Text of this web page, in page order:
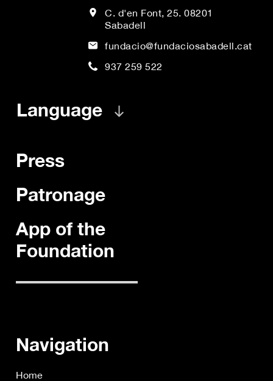
C. d'en Font, 25. 08201
Sabadell
fundacio@fundaciosabadell.cat
937 259 522
Navigation
Home
Press
Patronage
App of the
Foundation
Language